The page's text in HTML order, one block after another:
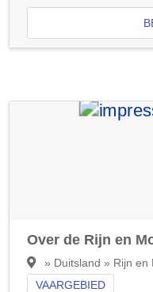
Over de Rijn en
» Duitsland » Rijn en
VAARGEBIED